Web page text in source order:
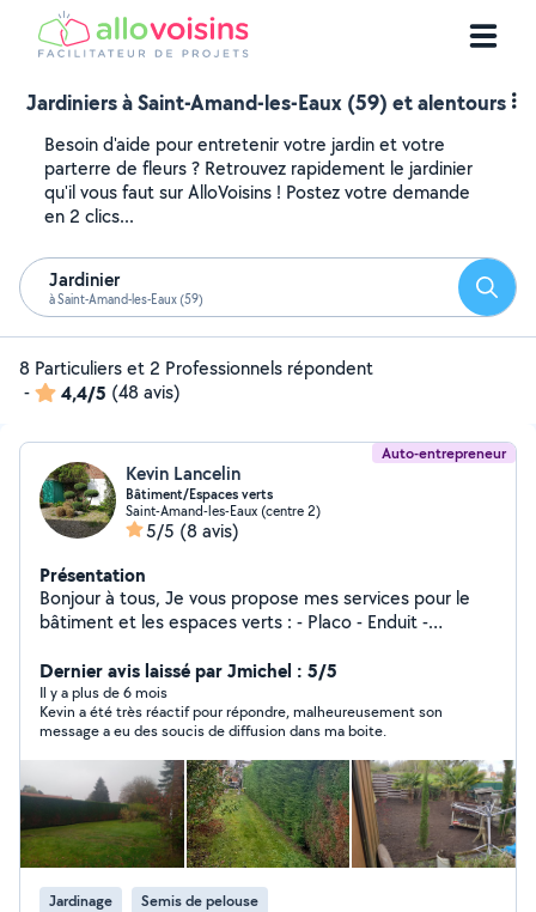
Jardiniers à Saint-Amand-les-Eaux (59) et alentours
Besoin d'aide pour entretenir votre jardin et votre
parterre de fleurs ? Retrouvez rapidement le jardinier
qu'il vous faut sur AlloVoisins ! Postez votre demande
en 2 clics...
Jardinier
à Saint-Amand-les-Eaux (59)
8 Particuliers et 2 Professionnels répondent
-
4,4/5 (48 avis)
Auto-entrepreneur
Kevin Lancelin
Bâtiment/Espaces verts
Saint-Amand-les-Eaux (centre 2)
5/5 (8 avis)
Présentation
Bonjour à tous, Je vous propose mes services pour le
bâtiment et les espaces verts : - Placo - Enduit -
Petit élagage - Bêchage désherbage plantation -
Nettoyage gouttières - Karcherisation - Clôture - Petit
bricolage.. Devis gratuit, paiement chèque césu
accepté. Lancelin Kevin : 0645620285
Dernier avis laissé par Jmichel : 5/5
Il y a plus de 6 mois
Kevin a été très réactif pour répondre, malheureusement son
message a eu des soucis de diffusion dans ma boite.
Jardinage Semis de pelouse